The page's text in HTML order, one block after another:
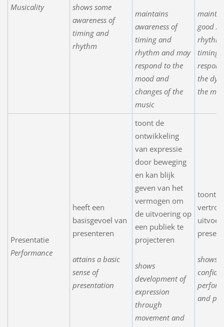
Musicality
shows some
awareness of
timing and
rhythm
maintains
awareness of
timing and
rhythm and may
respond to the
mood and
changes of the
music
good /
rhythm
timing,
the
the
Presentatie
Performance
heeft een
basisgevoel van
presenteren
attains a basic
sense of
presentation
toont de
ontwikkeling
van expressie
door beweging
en kan blijk
geven van het
vermogen om
de uitvoering op
een publiek te
projecteren
shows
development of
expression
through
movement and
toont
shows
and